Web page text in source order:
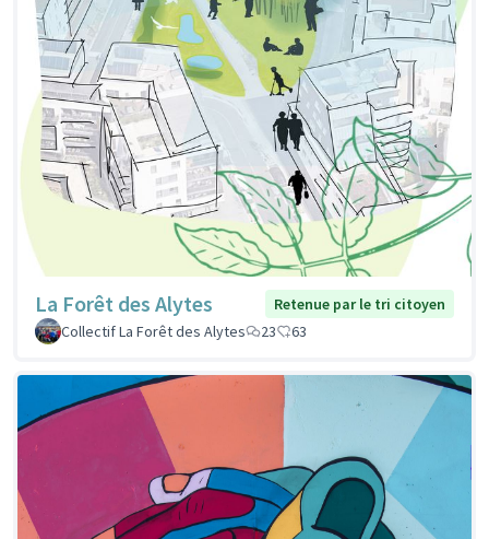
La Forêt des Alytes
Retenue par le tri citoyen
Collectif La Forêt des Alytes
23 63